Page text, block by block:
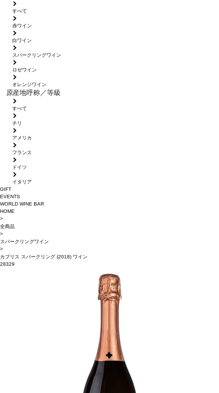
すべて
赤ワイン
白ワイン
スパークリングワイン
ロゼワイン
オレンジワイン
原産地呼称／等級
すべて
チリ
アメリカ
フランス
ドイツ
イタリア
GIFT
EVENTS
WORLD WINE BAR
HOME
>
全商品
>
スパークリングワイン
>
カブリス スパークリング (2018) ワイン
28329